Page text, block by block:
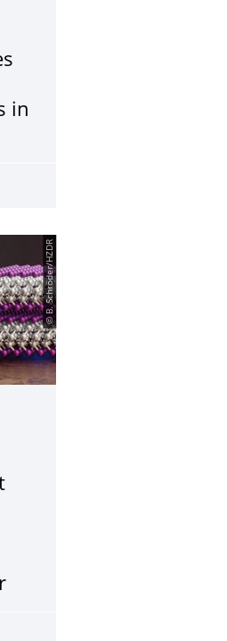
zurückgewinnen
in
© B. Schröder/HZDR